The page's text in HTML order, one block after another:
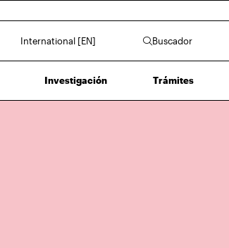
International [EN] Buscador
Investigación Trámites